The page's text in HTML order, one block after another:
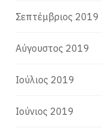
Σεπτέμβριος 2019
Αύγουστος 2019
Ιούλιος 2019
Ιούνιος 2019